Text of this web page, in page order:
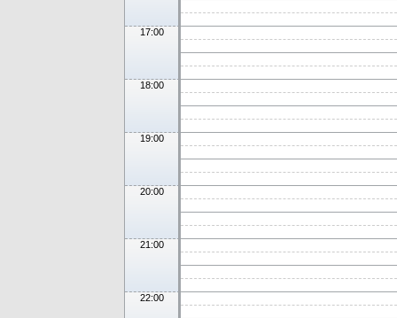
17:00
18:00
19:00
20:00
21:00
22:00